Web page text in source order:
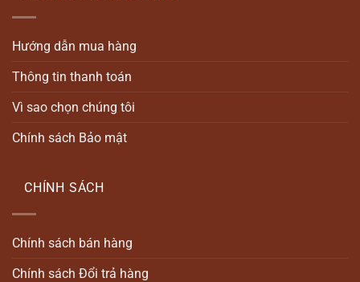
Hướng dẫn mua hàng
Thông tin thanh toán
Vì sao chọn chúng tôi
Chính sách Bảo mật
CHÍNH SÁCH
Chính sách bán hàng
Chính sách Đổi trả hàng